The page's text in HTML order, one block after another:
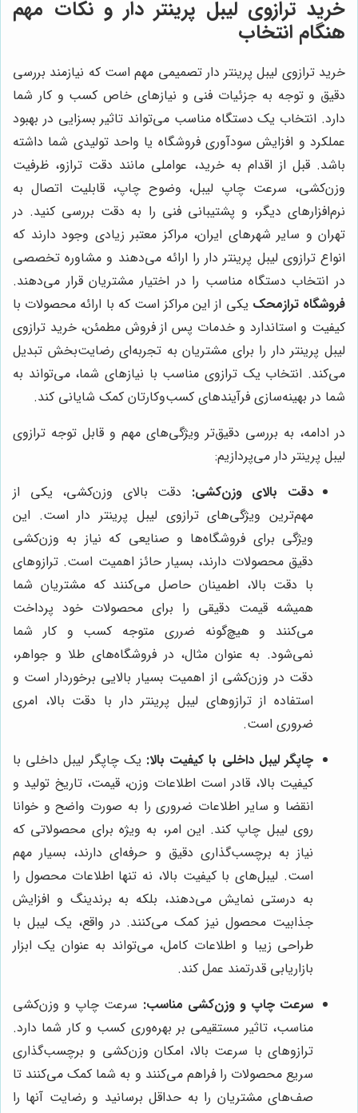
خرید ترازوی لیبل پرینتر دار و نکات مهم
هنگام انتخاب
خرید ترازوی لیبل پرینتر دار تصمیمی مهم است که نیازمند بررسی
دقیق و توجه به جزئیات فنی و نیازهای خاص کسب و کار شما
دارد. انتخاب یک دستگاه مناسب می‌تواند تاثیر بسزایی در بهبود
عملکرد و افزایش سودآوری فروشگاه یا واحد تولیدی شما داشته
باشد. قبل از اقدام به خرید، عواملی مانند دقت ترازو، ظرفیت
وزن‌کشی، سرعت چاپ لیبل، وضوح چاپ، قابلیت اتصال به
نرم‌افزارهای دیگر، و پشتیبانی فنی را به دقت بررسی کنید. در
تهران و سایر شهرهای ایران، مراکز معتبر زیادی وجود دارند که
انواع ترازوی لیبل پرینتر دار را ارائه می‌دهند و مشاوره تخصصی
در انتخاب دستگاه مناسب را در اختیار مشتریان قرار می‌دهند.
فروشگاه ترازمحک یکی از این مراکز است که با ارائه محصولات با
کیفیت و استاندارد و خدمات پس از فروش مطمئن، خرید ترازوی
لیبل پرینتر دار را برای مشتریان به تجربه‌ای رضایت‌بخش تبدیل
می‌کند. انتخاب یک ترازوی مناسب با نیازهای شما، می‌تواند به
شما در بهینه‌سازی فرآیندهای کسب‌وکارتان کمک شایانی کند.
در ادامه، به بررسی دقیق‌تر ویژگی‌های مهم و قابل توجه ترازوی
لیبل پرینتر دار می‌پردازیم:
دقت بالای وزن‌کشی: دقت بالای وزن‌کشی، یکی از
مهم‌ترین ویژگی‌های ترازوی لیبل پرینتر دار است. این
ویژگی برای فروشگاه‌ها و صنایعی که نیاز به وزن‌کشی
دقیق محصولات دارند، بسیار حائز اهمیت است. ترازوهای
با دقت بالا، اطمینان حاصل می‌کنند که مشتریان شما
همیشه قیمت دقیقی را برای محصولات خود پرداخت
می‌کنند و هیچ‌گونه ضرری متوجه کسب و کار شما
نمی‌شود. به عنوان مثال، در فروشگاه‌های طلا و جواهر،
دقت در وزن‌کشی از اهمیت بسیار بالایی برخوردار است و
استفاده از ترازوهای لیبل پرینتر دار با دقت بالا، امری
ضروری است.
چاپگر لیبل داخلی با کیفیت بالا: یک چاپگر لیبل داخلی با
کیفیت بالا، قادر است اطلاعات وزن، قیمت، تاریخ تولید و
انقضا و سایر اطلاعات ضروری را به صورت واضح و خوانا
روی لیبل چاپ کند. این امر، به ویژه برای محصولاتی که
نیاز به برچسب‌گذاری دقیق و حرفه‌ای دارند، بسیار مهم
است. لیبل‌های با کیفیت بالا، نه تنها اطلاعات محصول را
به درستی نمایش می‌دهند، بلکه به برندینگ و افزایش
جذابیت محصول نیز کمک می‌کنند. در واقع، یک لیبل با
طراحی زیبا و اطلاعات کامل، می‌تواند به عنوان یک ابزار
بازاریابی قدرتمند عمل کند.
سرعت چاپ و وزن‌کشی مناسب: سرعت چاپ و وزن‌کشی
مناسب، تاثیر مستقیمی بر بهره‌وری کسب و کار شما دارد.
ترازوهای با سرعت بالا، امکان وزن‌کشی و برچسب‌گذاری
سریع محصولات را فراهم می‌کنند و به شما کمک می‌کنند تا
صف‌های مشتریان را به حداقل برسانید و رضایت آنها را